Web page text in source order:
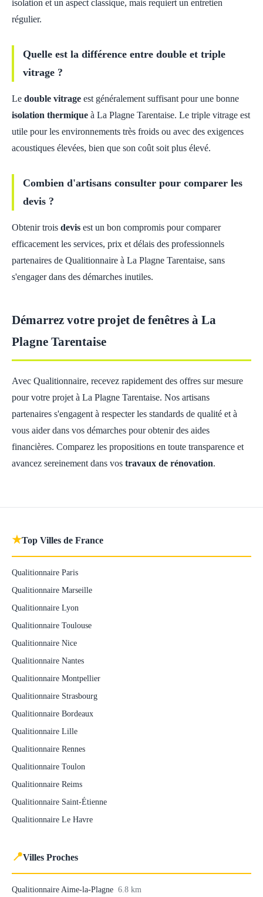
isolation et un aspect classique, mais requiert un entretien
régulier.
Quelle est la différence entre double et triple
vitrage ?
Le double vitrage est généralement suffisant pour une bonne
isolation thermique à La Plagne Tarentaise. Le triple vitrage est
utile pour les environnements très froids ou avec des exigences
acoustiques élevées, bien que son coût soit plus élevé.
Combien d'artisans consulter pour comparer les
devis ?
Obtenir trois devis est un bon compromis pour comparer
efficacement les services, prix et délais des professionnels
partenaires de Qualitionnaire à La Plagne Tarentaise, sans
s'engager dans des démarches inutiles.
Démarrez votre projet de fenêtres à La
Plagne Tarentaise
Avec Qualitionnaire, recevez rapidement des offres sur mesure
pour votre projet à La Plagne Tarentaise. Nos artisans
partenaires s'engagent à respecter les standards de qualité et à
vous aider dans vos démarches pour obtenir des aides
financières. Comparez les propositions en toute transparence et
avancez sereinement dans vos travaux de rénovation.
★Top Villes de France
Qualitionnaire Paris
Qualitionnaire Marseille
Qualitionnaire Lyon
Qualitionnaire Toulouse
Qualitionnaire Nice
Qualitionnaire Nantes
Qualitionnaire Montpellier
Qualitionnaire Strasbourg
Qualitionnaire Bordeaux
Qualitionnaire Lille
Qualitionnaire Rennes
Qualitionnaire Toulon
Qualitionnaire Reims
Qualitionnaire Saint-Étienne
Qualitionnaire Le Havre
📍Villes Proches
Qualitionnaire Aime-la-Plagne 6.8 km